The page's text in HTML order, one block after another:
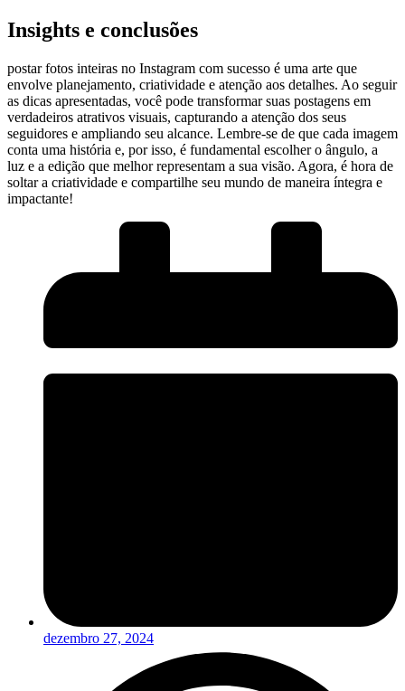
Insights e conclusões
postar ⁢fotos inteiras no Instagram com sucesso é uma arte⁣ que
envolve‍ planejamento, criatividade ‌e atenção aos detalhes. Ao seguir
as dicas apresentadas, você pode⁣ transformar⁣ suas postagens⁢ em
verdadeiros atrativos visuais, capturando a ‍atenção dos seus
seguidores e ampliando seu alcance. Lembre-se de que cada imagem
‌conta‍ uma história‍ e, por isso, é fundamental escolher o ângulo, a
luz⁤ e a edição que melhor representam a sua visão. Agora, é hora de
soltar a ⁣criatividade e ​compartilhe seu mundo de maneira íntegra e
impactante!
dezembro 27, 2024